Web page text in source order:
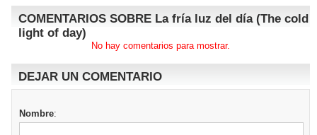
COMENTARIOS SOBRE La fría luz del día (The cold
light of day)
No hay comentarios para mostrar.
DEJAR UN COMENTARIO
Nombre: